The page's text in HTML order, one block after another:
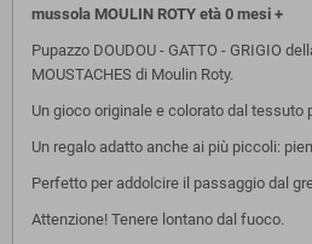
mussola MOULIN ROTY età 0 mesi +
Pupazzo DOUDOU - GATTO - GRIGIO
MOUSTACHES di Moulin Roty.
Un gioco originale e colorato dal tessuto
Un regalo adatto anche ai più piccoli:
Perfetto per addolcire il passaggio dal
Attenzione! Tenere lontano dal fuoco.